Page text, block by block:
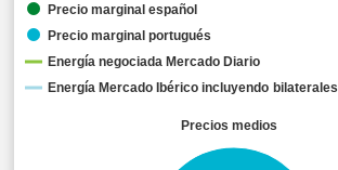
Precios medios
Precio marginal español
Precio marginal portugués
Energía negociada Mercado Diario
Energía Mercado Ibérico incluyendo bilaterales